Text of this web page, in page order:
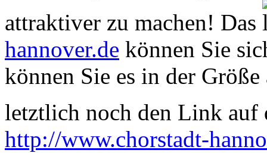
attraktiver zu machen! Das
hannover.de können Sie
können Sie es in der
letztlich noch den Link auf
http://www.chorstadt-